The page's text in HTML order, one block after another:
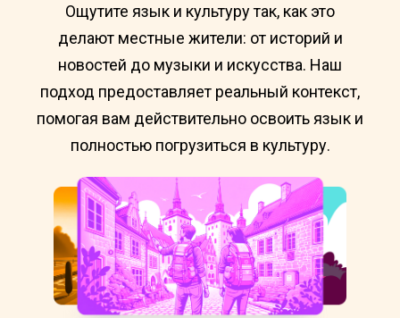
Ощутите язык и культуру так, как это
делают местные жители: от историй и
новостей до музыки и искусства. Наш
подход предоставляет реальный контекст,
помогая вам действительно освоить язык и
полностью погрузиться в культуру.